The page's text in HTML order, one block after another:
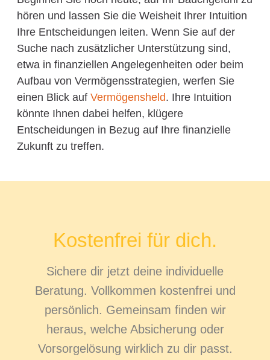
hören und lassen Sie die Weisheit Ihrer Intuition
Ihre Entscheidungen leiten. Wenn Sie auf der
Suche nach zusätzlicher Unterstützung sind,
etwa in finanziellen Angelegenheiten oder beim
Aufbau von Vermögensstrategien, werfen Sie
einen Blick auf Vermögensheld. Ihre Intuition
könnte Ihnen dabei helfen, klügere
Entscheidungen in Bezug auf Ihre finanzielle
Zukunft zu treffen.
Kostenfrei für dich.
Sichere dir jetzt deine individuelle
Beratung. Vollkommen kostenfrei und
persönlich. Gemeinsam finden wir
heraus, welche Absicherung oder
Vorsorgelösung wirklich zu dir passt.